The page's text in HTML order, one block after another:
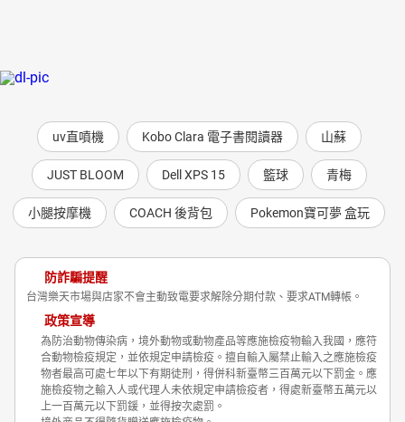
uv直噴機 Kobo Clara 電子書閱讀器 山蘇
JUST BLOOM Dell XPS 15 籃球 青梅
小腿按摩機 COACH 後背包 Pokemon寶可夢 盒玩
防詐騙提醒
台灣樂天市場與店家不會主動致電要求解除分期付款、要求ATM轉帳。
政策宣導
為防治動物傳染病，境外動物或動物產品等應施檢疫物輸入我國，應符
合動物檢疫規定，並依規定申請檢疫。擅自輸入屬禁止輸入之應施檢疫
物者最高可處七年以下有期徒刑，得併科新臺幣三百萬元以下罰金。應
施檢疫物之輸入人或代理人未依規定申請檢疫者，得處新臺幣五萬元以
上一百萬元以下罰鍰，並得按次處罰。